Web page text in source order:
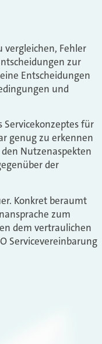
vergleichen, Fehler
zur
Entscheidungen
und
Servicekonzeptes für
genug zu erkennen
Nutzenaspekten
der
Konkret beraumt
zum
dem vertraulichen
Servicevereinbarung